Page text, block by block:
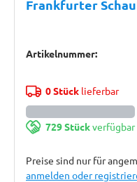
Frankfurter
Artikelnummer:
0 Stücklieferbar
729 Stückverfügbar
Preise sind nur für
anmelden oder